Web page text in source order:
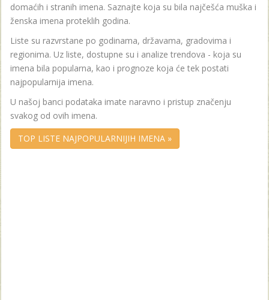
domaćih i stranih imena. Saznajte koja su bila najčešća muška i
ženska imena proteklih godina.
Liste su razvrstane po godinama, državama, gradovima i
regionima. Uz liste, dostupne su i analize trendova - koja su
imena bila popularna, kao i prognoze koja će tek postati
najpopularnija imena.
U našoj banci podataka imate naravno i pristup značenju
svakog od ovih imena.
TOP LISTE NAJPOPULARNIJIH IMENA »